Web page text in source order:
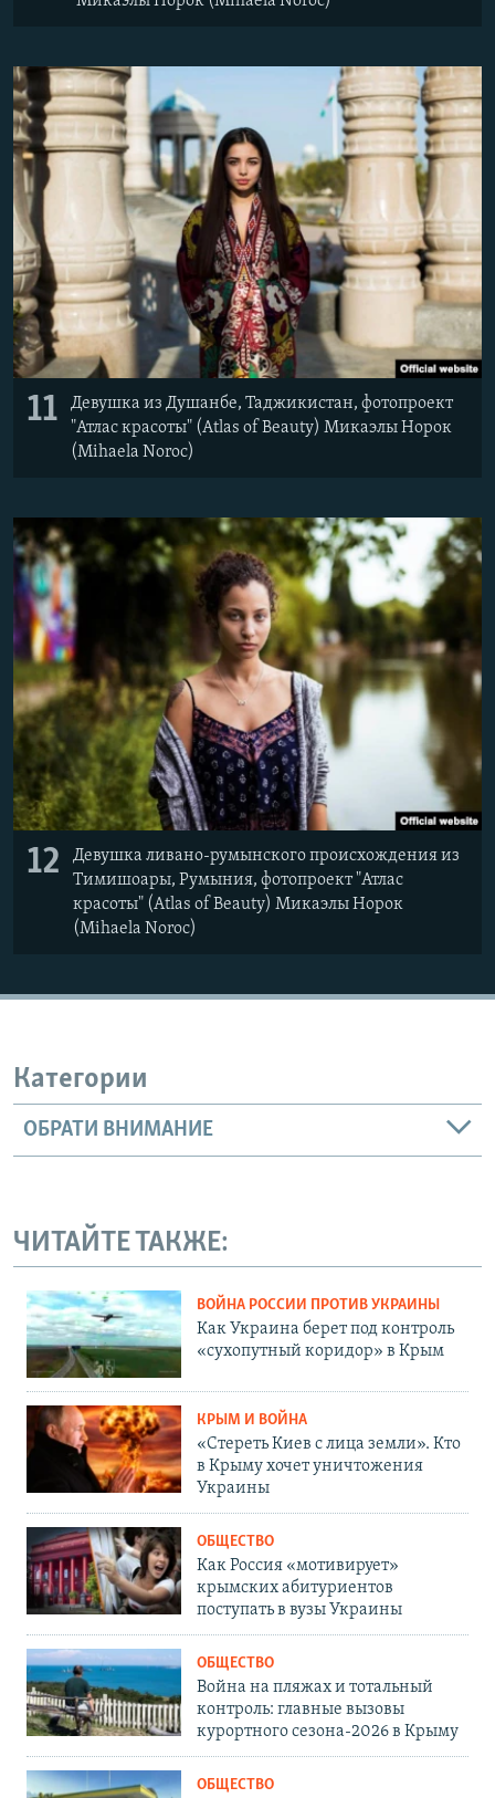
11
Девушка из Душанбе, Таджикистан, ​фотопроект
"Атлас красоты" (Atlas of Beauty) Микаэлы Норок
(Mihaela Noroc)
12
Девушка ливано-румынского происхождения из
Тимишоары, Румыния, фотопроект "Атлас
красоты" (Atlas of Beauty) Микаэлы Норок
(Mihaela Noroc)
Категории
ОБРАТИ ВНИМАНИЕ
ЧИТАЙТЕ ТАКЖЕ:
ВОЙНА РОССИИ ПРОТИВ УКРАИНЫ
Как Украина берет под контроль
«сухопутный коридор» в Крым
КРЫМ И ВОЙНА
«Стереть Киев с лица земли». Кто
в Крыму хочет уничтожения
Украины
ОБЩЕСТВО
Как Россия «мотивирует»
крымских абитуриентов
поступать в вузы Украины
ОБЩЕСТВО
Война на пляжах и тотальный
контроль: главные вызовы
курортного сезона-2026 в Крыму
ОБЩЕСТВО